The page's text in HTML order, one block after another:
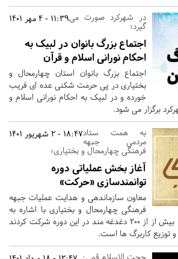
11:39 - 4 مهر 1401در شهرکرد صورت می
گیرد؛
اجتماع بزرگ بانوان در لبیک به
احکام نورانی اسلام و قرآن
اجتماع بزرگ بانوان استان چهارمحال و
بختیاری در پی حرمت شکنی عده ای فریب
خورده و در لبیک به احکام نورانی اسلام و
18:47 - 2 شهریور 1401به همت ستاد
مردمی جبهه
فرهنگی چهارمحال و بختیاری؛
آغاز بخش عملیاتی دوره
توانمندسازی «حرکت»
معاون سازماندهی و هدایت عملیات جبهه
فرهنگی چهارمحال و بختیاری با اشاره به
برگزاری دوره حرکت گفت: بیش از از 200 دغدغه مند در این دوره شرکت کردند
و توزیع کاربرگ ها است.